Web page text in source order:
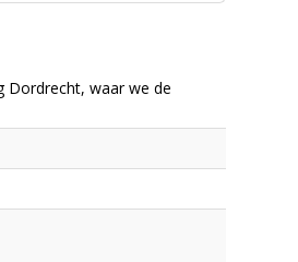
Dordrecht, waar we de